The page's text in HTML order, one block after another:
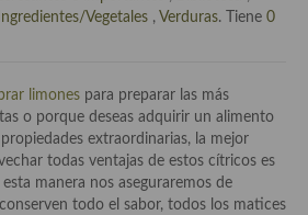
espesantes y aditivos
platos celebres, cocineros, críticos,
cosas
Ingredientes/Vegetales , Verduras. Tiene 0
limones para preparar las más
o porque deseas adquirir un alimento
extraordinarias, la mejor
todas ventajas de estos cítricos es
manera nos aseguraremos de
todo el sabor, todos los matices